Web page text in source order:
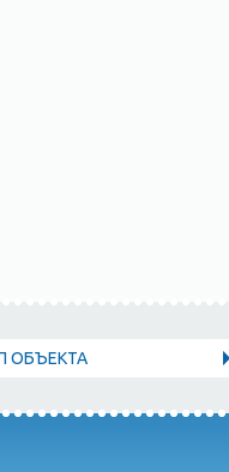
ОБЪЕКТА